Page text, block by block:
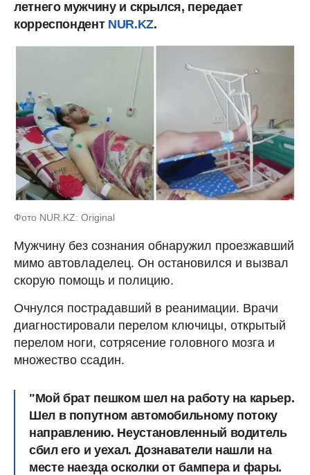
летнего мужчину и скрылся, передает
корреспондент NUR.KZ.
Фото NUR.KZ: Original
Мужчину без сознания обнаружил проезжавший
мимо автовладелец. Он остановился и вызвал
скорую помощь и полицию.
Очнулся пострадавший в реанимации. Врачи
диагностировали перелом ключицы, открытый
перелом ноги, сотрясение головного мозга и
множество ссадин.
"Мой брат пешком шел на работу на карьер.
Шел в попутном автомобильному потоку
направлению. Неустановленный водитель
сбил его и уехал. Дознаватели нашли на
месте наезда осколки от бампера и фары.